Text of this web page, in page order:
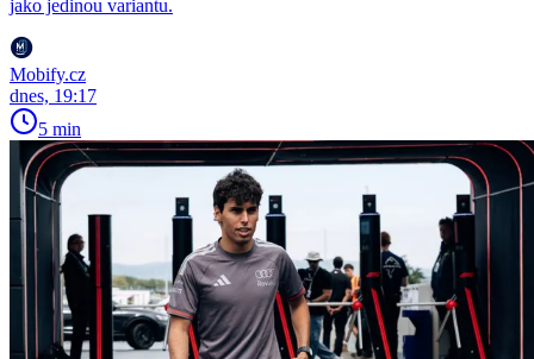
jako jedinou variantu.
Mobify.cz
dnes, 19:17
5 min